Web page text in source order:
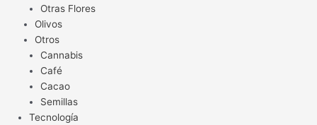
Otras Flores
Olivos
Otros
Cannabis
Café
Cacao
Semillas
Tecnología